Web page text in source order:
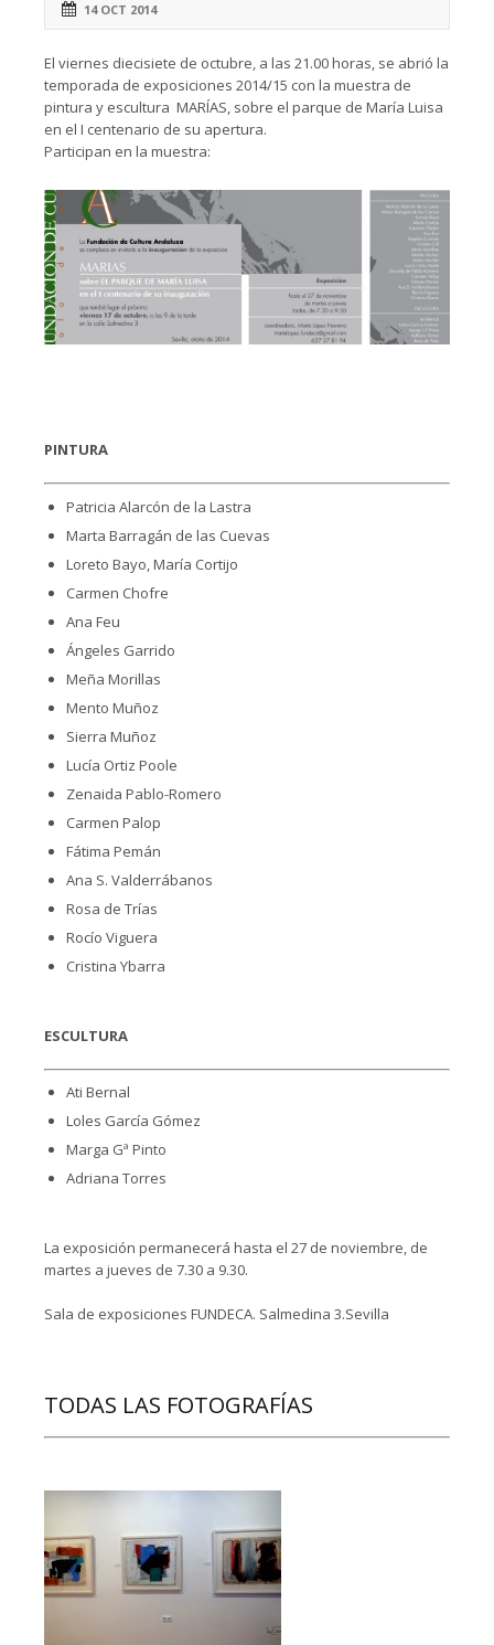
14 OCT 2014
El viernes diecisiete de octubre, a las 21.00 horas, se abrió la
temporada de exposiciones 2014/15 con la muestra de
pintura y escultura MARÍAS, sobre el parque de María Luisa
en el I centenario de su apertura.
Participan en la muestra:
PINTURA
Patricia Alarcón de la Lastra
Marta Barragán de las Cuevas
Loreto Bayo, María Cortijo
Carmen Chofre
Ana Feu
Ángeles Garrido
Meña Morillas
Mento Muñoz
Sierra Muñoz
Lucía Ortiz Poole
Zenaida Pablo-Romero
Carmen Palop
Fátima Pemán
Ana S. Valderrábanos
Rosa de Trías
Rocío Viguera
Cristina Ybarra
ESCULTURA
Ati Bernal
Loles García Gómez
Marga Gª Pinto
Adriana Torres
La exposición permanecerá hasta el 27 de noviembre, de
martes a jueves de 7.30 a 9.30.
Sala de exposiciones FUNDECA. Salmedina 3.Sevilla
TODAS LAS FOTOGRAFÍAS